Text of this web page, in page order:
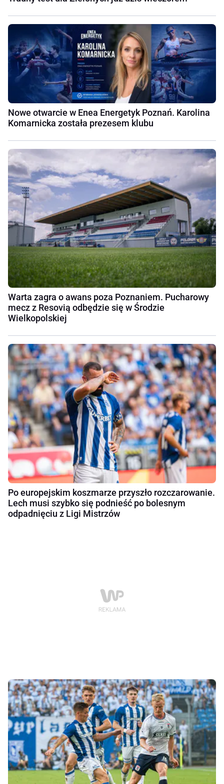
Nowe otwarcie w Enea Energetyk Poznań. Karolina
Komarnicka została prezesem klubu
Warta zagra o awans poza Poznaniem. Pucharowy
mecz z Resovią odbędzie się w Środzie
Wielkopolskiej
Po europejskim koszmarze przyszło rozczarowanie.
Lech musi szybko się podnieść po bolesnym
odpadnięciu z Ligi Mistrzów